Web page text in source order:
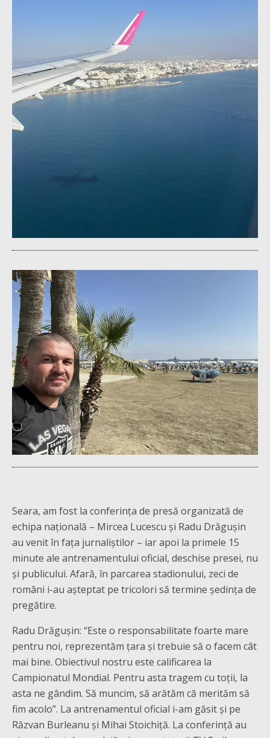
Seara, am fost la conferința de presă organizată de
echipa națională – Mircea Lucescu și Radu Drăgușin
au venit în fața jurnaliștilor – iar apoi la primele 15
minute ale antrenamentului oficial, deschise presei, nu
și publicului. Afară, în parcarea stadionului, zeci de
români i-au așteptat pe tricolori să termine ședința de
pregătire.
Radu Drăgușin: “Este o responsabilitate foarte mare
pentru noi, reprezentăm țara și trebuie să o facem cât
mai bine. Obiectivul nostru este calificarea la
Campionatul Mondial. Pentru asta tragem cu toții, la
asta ne gândim. Să muncim, să arătăm că merităm să
fim acolo”. La antrenamentul oficial i-am găsit și pe
Răzvan Burleanu și Mihai Stoichiță. La conferință au